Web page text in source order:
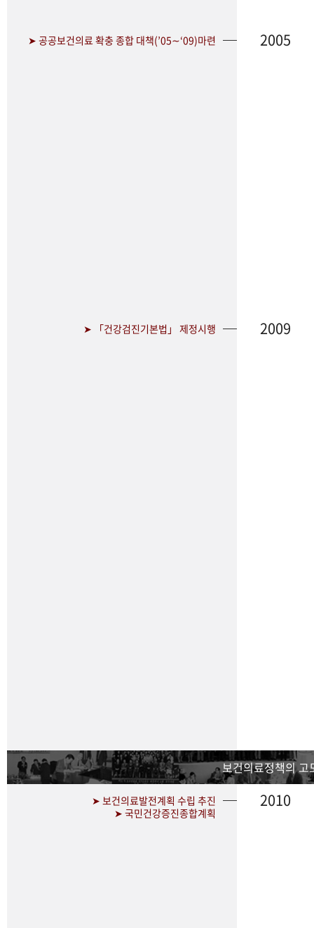
➤ 공공보건의료 확충 종합 대책(’05∼‘09)마련 2005
➤ 「건강검진기본법」 제정시행 2009
보건의료정책의 고
➤ 보건의료발전계획 수립 추진
➤ 국민건강증진종합계획
2010